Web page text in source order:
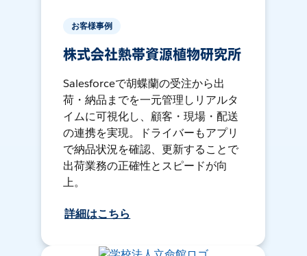
お客様事例
株式会社熱帯資源植物研究所
Salesforceで胡蝶蘭の受注から出
荷・納品までを一元管理しリアルタ
イムに可視化し、顧客・現場・配送
の連携を実現。ドライバーもアプリ
で納品状況を確認、更新することで
出荷業務の正確性とスピードが向
上。
詳細はこちら